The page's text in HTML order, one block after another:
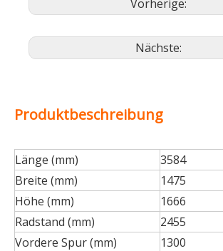
Vorherige:
Nächste:
Produktbeschreibung
Länge (mm)
3584
Breite (mm)
1475
Höhe (mm)
1666
Radstand (mm)
2455
Vordere Spur (mm)
1300